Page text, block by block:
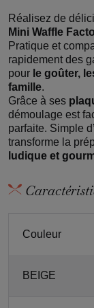
Réalisez de
Mini Waffle
Pratique et
rapidement des
pour le goûter,
famille.
Grâce à ses
démoulage est
parfaite. Simple
transforme la
ludique et
Couleur
BEIGE